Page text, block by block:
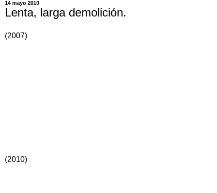
14 mayo 2010
Lenta, larga demolición.
(2007)
(2010)